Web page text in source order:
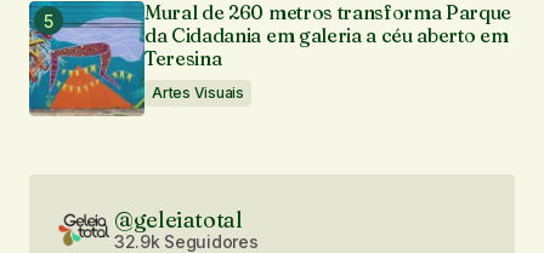
Mural de 260 metros transforma Parque
da Cidadania em galeria a céu aberto em
Teresina
Artes Visuais
@geleiatotal
32.9k Seguidores